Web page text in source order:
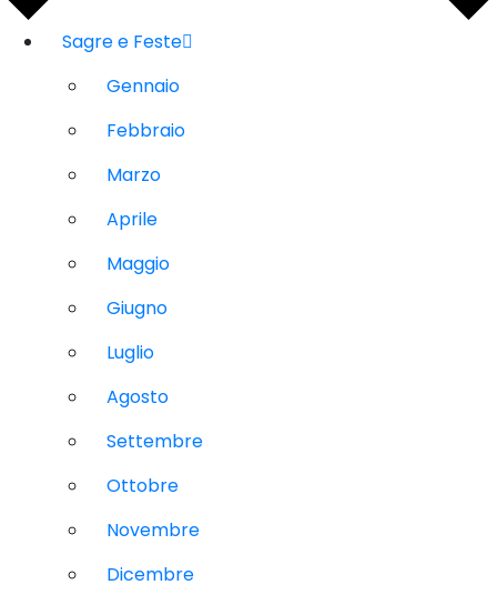
Sagre e Feste
Gennaio
Febbraio
Marzo
Aprile
Maggio
Giugno
Luglio
Agosto
Settembre
Ottobre
Novembre
Dicembre